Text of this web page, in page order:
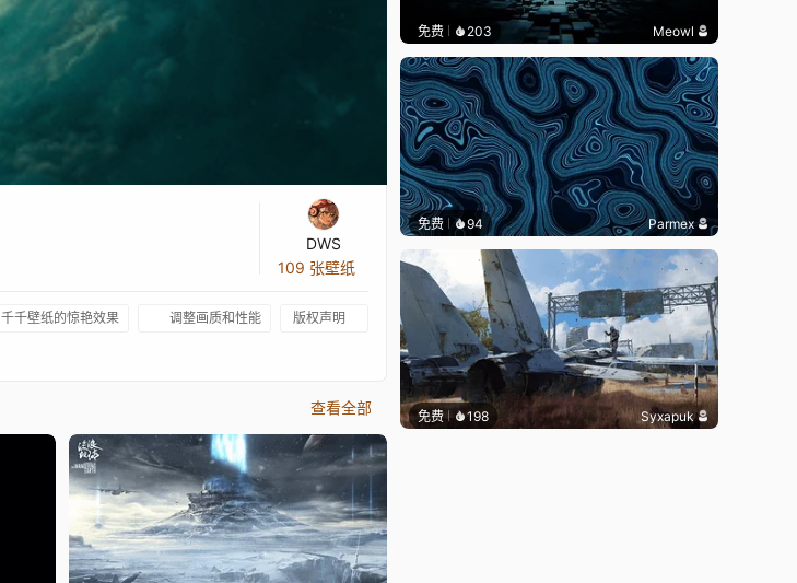
DWS
109 张壁纸
千千壁纸的惊艳效果 调整画质和性能 版权声明
查看全部
免费 203 Meowl
免费 94 Parmex
免费 198 Syxapuk